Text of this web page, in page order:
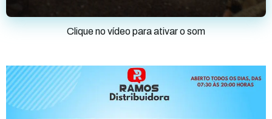
Clique no vídeo para ativar o som